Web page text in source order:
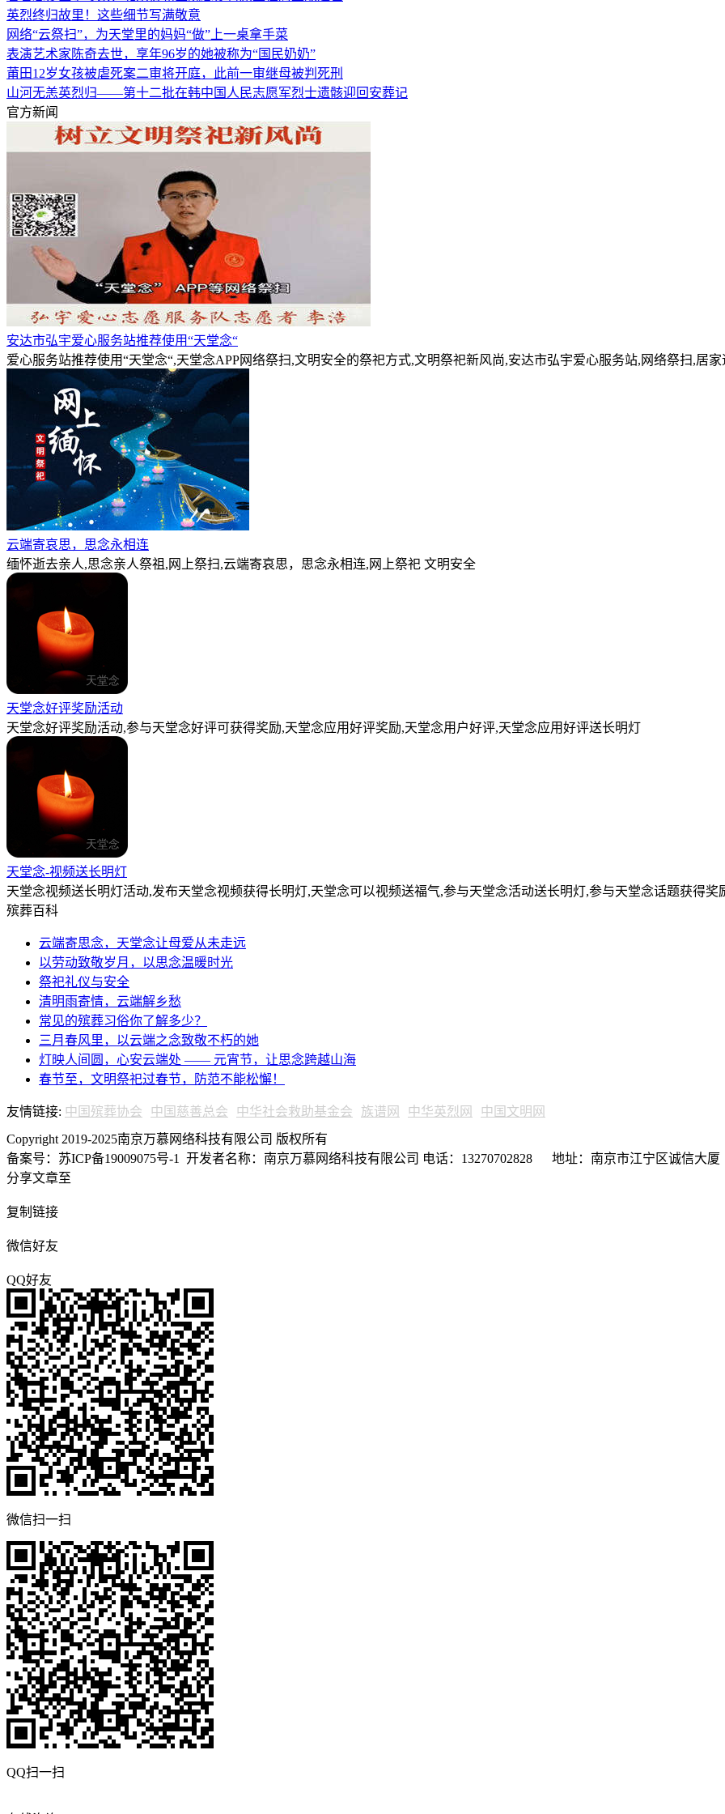
英烈终归故里！这些细节写满敬意
网络“云祭扫”，为天堂里的妈妈“做”上一桌拿手菜
表演艺术家陈奇去世，享年96岁的她被称为“国民奶奶”
莆田12岁女孩被虐死案二审将开庭，此前一审继母被判死刑
山河无恙英烈归——第十二批在韩中国人民志愿军烈士遗骸迎回安葬记
官方新闻
安达市弘宇爱心服务站推荐使用“天堂念“
爱心服务站推荐使用“天堂念“,天堂念APP网络祭扫,文明安全的祭祀方式,文明祭祀新风尚,安达市弘宇爱心服务站,网络祭扫,居
云端寄哀思，思念永相连
缅怀逝去亲人,思念亲人祭祖,网上祭扫,云端寄哀思，思念永相连,网上祭祀 文明安全
天堂念好评奖励活动
天堂念好评奖励活动,参与天堂念好评可获得奖励,天堂念应用好评奖励,天堂念用户好评,天堂念应用好评送长明灯
天堂念-视频送长明灯
天堂念视频送长明灯活动,发布天堂念视频获得长明灯,天堂念可以视频送福气,参与天堂念活动送长明灯,参与天堂念话题获得奖
殡葬百科
云端寄思念，天堂念让母爱从未走远
以劳动致敬岁月，以思念温暖时光
祭祀礼仪与安全
清明雨寄情，云端解乡愁
常见的殡葬习俗你了解多少？
三月春风里，以云端之念致敬不朽的她
灯映人间圆，心安云端处 —— 元宵节，让思念跨越山海
春节至，文明祭祀过春节，防范不能松懈！
友情链接: 中国殡葬协会 中国慈善总会 中华社会救助基金会 族谱网 中华英烈网
中国文明网
Copyright 2019-2025南京万慕网络科技有限公司 版权所有
备案号：苏ICP备19009075号-1
开发者名称：南京万慕网络科技有限公司 电话：13270702828 地址：南京市江宁区诚信大厦
分享文章至
复制链接
微信好友
QQ好友
微信扫一扫
QQ扫一扫